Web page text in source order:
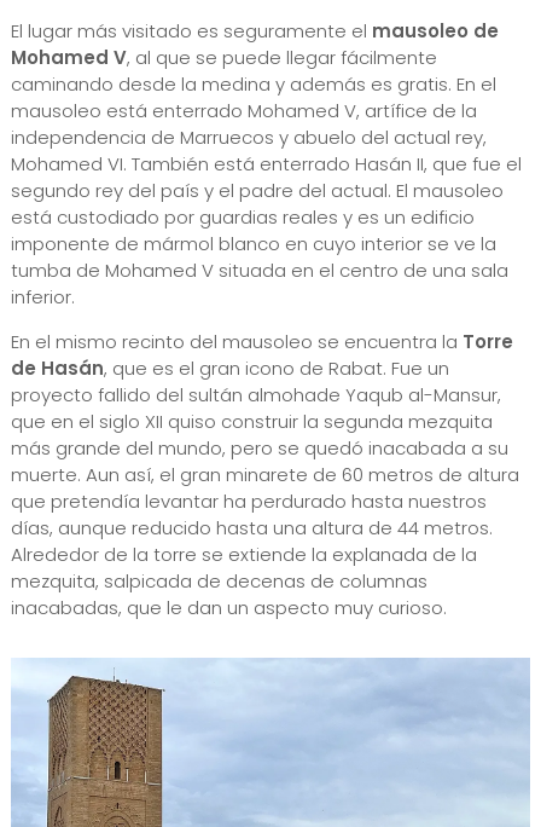
El lugar más visitado es seguramente el mausoleo de
Mohamed V, al que se puede llegar fácilmente
caminando desde la medina y además es gratis. En el
mausoleo está enterrado Mohamed V, artífice de la
independencia de Marruecos y abuelo del actual rey,
Mohamed VI. También está enterrado Hasán II, que fue el
segundo rey del país y el padre del actual. El mausoleo
está custodiado por guardias reales y es un edificio
imponente de mármol blanco en cuyo interior se ve la
tumba de Mohamed V situada en el centro de una sala
inferior.
En el mismo recinto del mausoleo se encuentra la Torre
de Hasán, que es el gran icono de Rabat. Fue un
proyecto fallido del sultán almohade Yaqub al-Mansur,
que en el siglo XII quiso construir la segunda mezquita
más grande del mundo, pero se quedó inacabada a su
muerte. Aun así, el gran minarete de 60 metros de altura
que pretendía levantar ha perdurado hasta nuestros
días, aunque reducido hasta una altura de 44 metros.
Alrededor de la torre se extiende la explanada de la
mezquita, salpicada de decenas de columnas
inacabadas, que le dan un aspecto muy curioso.